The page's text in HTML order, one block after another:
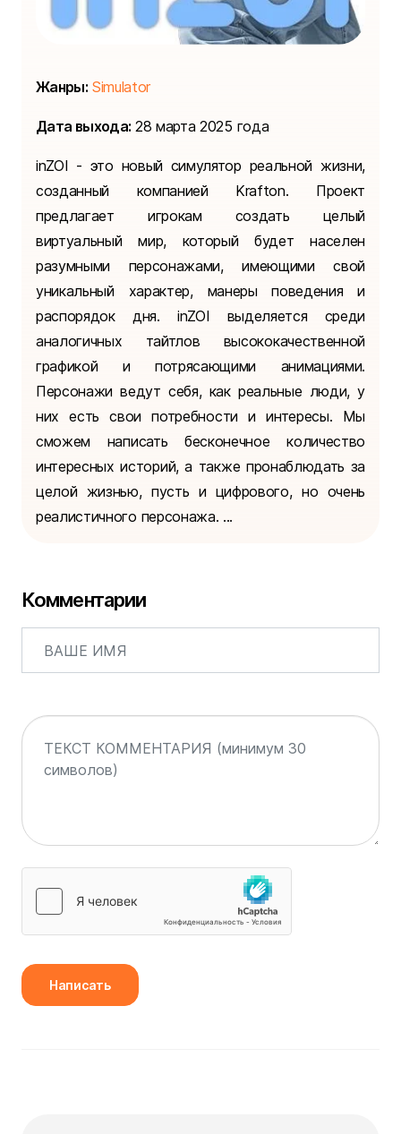
Жанры: Simulator
Дата выхода: 28 марта 2025 года
inZOI - это новый симулятор реальной жизни,
созданный компанией Krafton. Проект
предлагает игрокам создать целый
виртуальный мир, который будет населен
разумными персонажами, имеющими свой
уникальный характер, манеры поведения и
распорядок дня. inZOI выделяется среди
аналогичных тайтлов высококачественной
графикой и потрясающими анимациями.
Персонажи ведут себя, как реальные люди, у
них есть свои потребности и интересы. Мы
сможем написать бесконечное количество
интересных историй, а также пронаблюдать за
целой жизнью, пусть и цифрового, но очень
реалистичного персонажа. ...
Комментарии
Написать